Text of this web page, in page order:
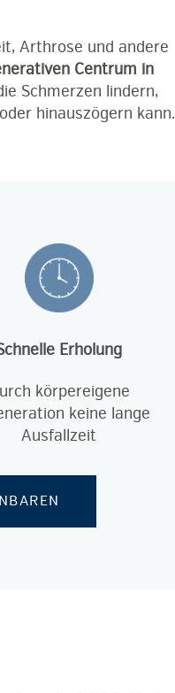
Arthrose und andere
Centrum in
Schmerzen lindern,
hinauszögern kann.
Erholung
körpereigene
keine lange
Ausfallzeit